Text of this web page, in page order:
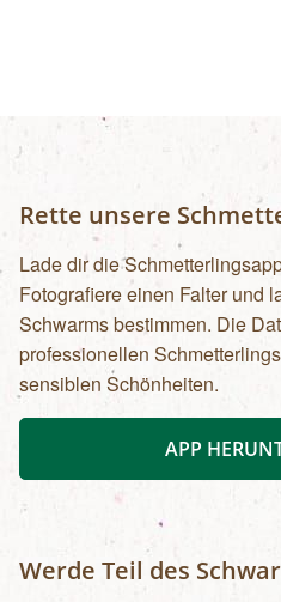
Rette unsere
Lade dir die
Fotografiere einen Falter und
Schwarms bestimmen. Die
professionellen
sensiblen Schönheiten.
APP
Werde Teil des